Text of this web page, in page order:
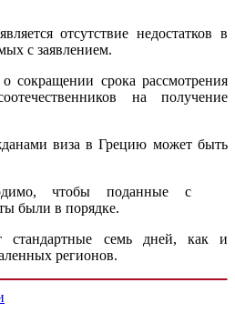
отсутствие недостатков в
с заявлением.
сокращении срока рассмотрения
на получение
виза в Грецию может быть
чтобы поданные с
были в порядке.
стандартные семь дней, как и
регионов.